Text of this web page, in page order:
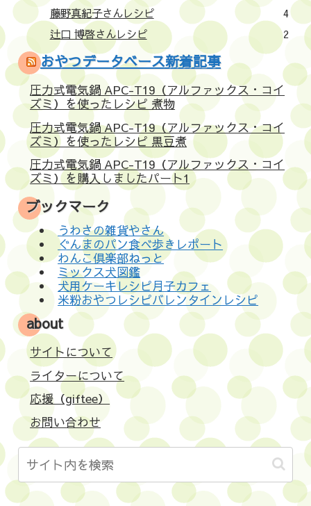
藤野真紀子さんレシピ
4
辻口 博啓さんレシピ
2
おやつデータベース新着記事
圧力式電気鍋 APC-T19（アルファックス・コイ
ズミ）を使ったレシピ 煮物
圧力式電気鍋 APC-T19（アルファックス・コイ
ズミ）を使ったレシピ 黒豆煮
圧力式電気鍋 APC-T19（アルファックス・コイ
ズミ）を購入しましたパート1
ブックマーク
うわさの雑貨やさん
ぐんまのパン食べ歩きレポート
わんこ倶楽部ねっと
ミックス犬図鑑
犬用ケーキレシピ月子カフェ
米粉おやつレシピバレンタインレシピ
about
サイトについて
ライターについて
応援（giftee）
お問い合わせ